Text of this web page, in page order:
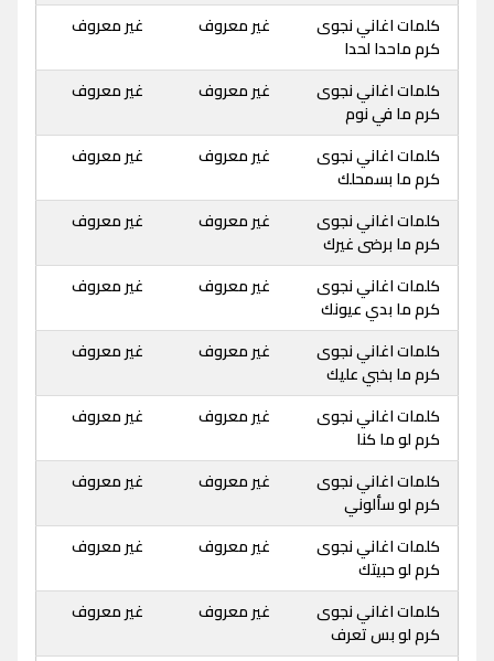
كلمات اغاني نجوى
كرم ماحدا لحدا
غير معروف غير معروف
كلمات اغاني نجوى
كرم ما في نوم
غير معروف غير معروف
كلمات اغاني نجوى
كرم ما بسمحلك
غير معروف غير معروف
كلمات اغاني نجوى
كرم ما برضى غيرك
غير معروف غير معروف
كلمات اغاني نجوى
كرم ما بدي عيونك
غير معروف غير معروف
كلمات اغاني نجوى
كرم ما بخبي عليك
غير معروف غير معروف
كلمات اغاني نجوى
كرم لو ما كنا
غير معروف غير معروف
كلمات اغاني نجوى
كرم لو سألوني
غير معروف غير معروف
كلمات اغاني نجوى
كرم لو حبيتك
غير معروف غير معروف
كلمات اغاني نجوى
كرم لو بس تعرف
غير معروف غير معروف